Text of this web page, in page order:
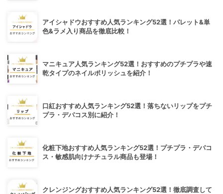
アイシャドウおすすめ人気ランキング52選！パレット&単
色&ラメ入り商品を徹底比較！
マニキュア人気ランキング52選！おすすめのプチプラや速
乾タイプのネイルポリッシュを紹介！
口紅おすすめ人気ランキング52選！落ちないリップをプチ
プラ・デパコス別に紹介！
化粧下地おすすめ人気ランキング52選！プチプラ・デパコ
ス・敏感肌向けナチュラル商品も登場！
クレンジングおすすめ人気ランキング52選！徹底調査して